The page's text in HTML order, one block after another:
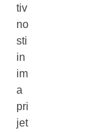
tiv
no
sti
in
im
a
pri
jet